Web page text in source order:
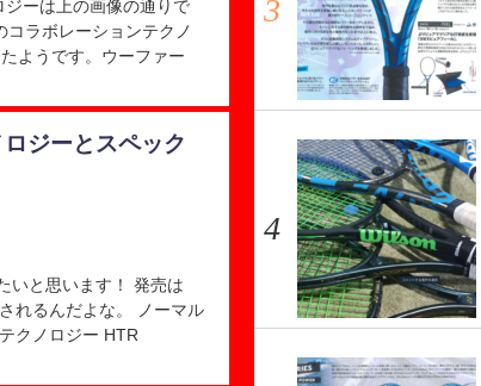
ーは上の画像の通りで
ラボレーションテクノ
ようです。ウーファー
ジーとスペック
いと思います！ 発売は
れるんだよな。 ノーマル
クノロジー HTR